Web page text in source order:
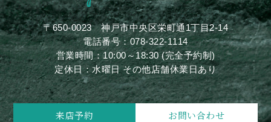
〒650-0023神戸市中央区栄町通1丁目2-14
電話番号：078-322-1114
営業時間：10:00～18:30 (完全予約制)
定休日：水曜日 その他店舗休業日あり
来店予約 お問い合わせ